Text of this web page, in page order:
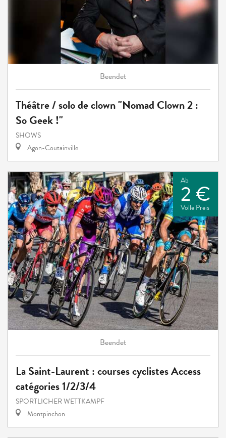
Beendet
Théâtre / solo de clown "Nomad Clown 2 :
So Geek !"
SHOWS
Agon-Coutainville
Ab
2 €
Volle Preis
Beendet
La Saint-Laurent : courses cyclistes Access
catégories 1/2/3/4
SPORTLICHER WETTKAMPF
Montpinchon